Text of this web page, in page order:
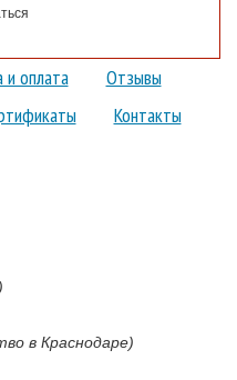
и оплата
Отзывы
Контакты
в Краснодаре)